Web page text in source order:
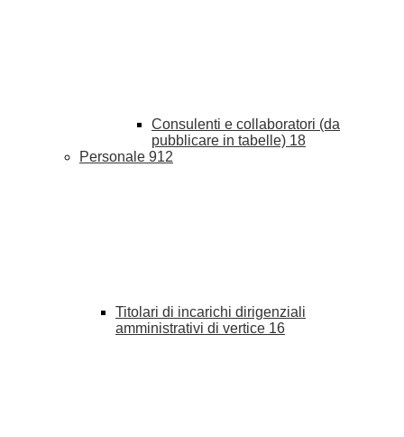
Consulenti e collaboratori (da
pubblicare in tabelle) 18
Personale 912
Titolari di incarichi dirigenziali
amministrativi di vertice 16